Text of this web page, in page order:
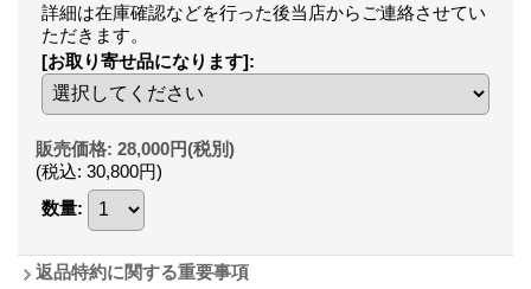
詳細は在庫確認などを行った後当店からご連絡させてい
ただきます。
[お取り寄せ品になります]:
販売価格: 28,000円(税別)
(税込: 30,800円)
数量:
返品特約に関する重要事項